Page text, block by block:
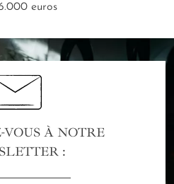
euros
À NOTRE
: